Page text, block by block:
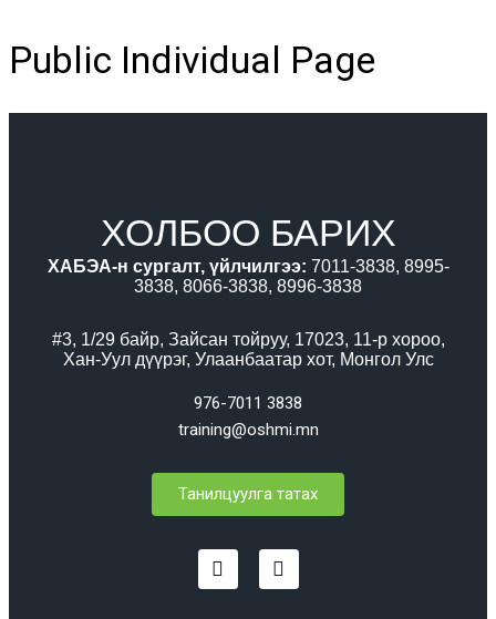
Public Individual Page
ХОЛБОО БАРИХ
ХАБЭА-н сургалт, үйлчилгээ: 7011-3838, 8995-
3838, 8066-3838, 8996-3838
#3, 1/29 байр, Зайсан тойруу, 17023, 11-р хороо,
Хан-Уул дүүрэг, Улаанбаатар хот, Монгол Улс
976-7011 3838
training@oshmi.mn
Танилцуулга татах